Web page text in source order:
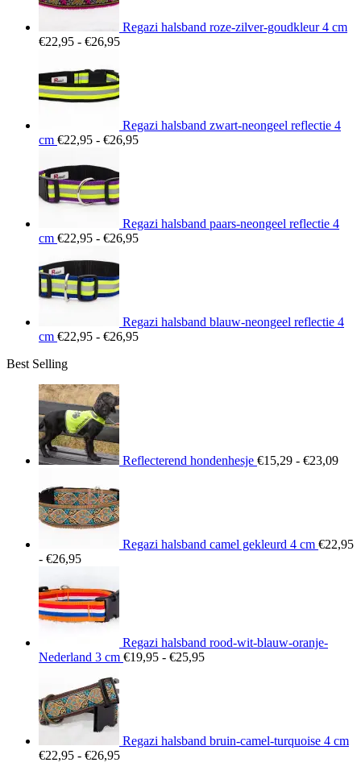
Regazi halsband roze-zilver-goudkleur 4 cm
€22,95 - €26,95Prijsklasse:
Regazi halsband zwart-neongeel reflectie 4
cm €22,95 - €26,95Prijsklasse:
Regazi halsband paars-neongeel reflectie 4
cm €22,95 - €26,95Prijsklasse:
Regazi halsband blauw-neongeel reflectie 4
cm €22,95 - €26,95Prijsklasse:
Best Selling
Reflecterend hondenhesje €15,29 - €23,09
Regazi halsband camel gekleurd 4 cm €22,95
- €26,95Prijsklasse:
tot
€26,95
Regazi halsband rood-wit-blauw-oranje-
Nederland 3 cm €19,95 - €25,95Prijsklasse:
Regazi halsband bruin-camel-turquoise 4 cm
€22,95 - €26,95Prijsklasse: